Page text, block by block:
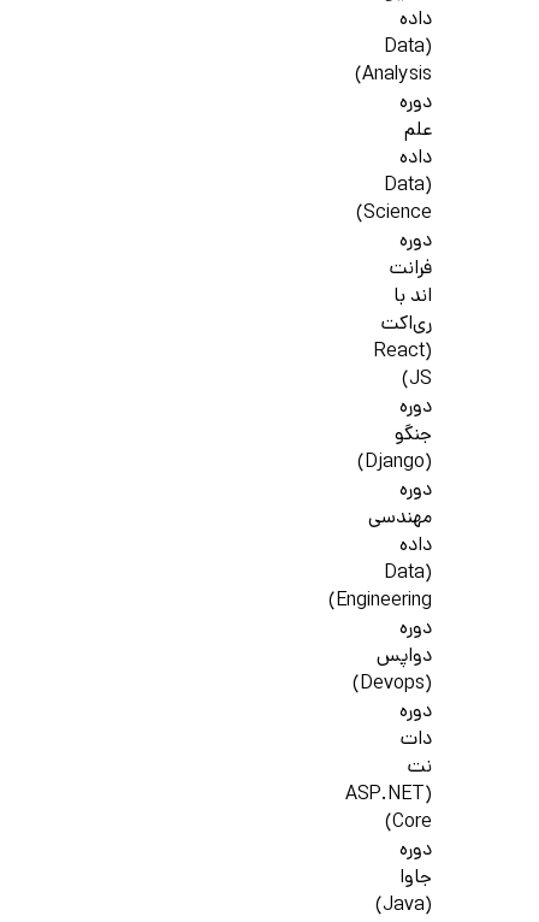
داده
(Data
Analysis)
دوره
علم
داده
(Data
Science)
دوره
فرانت
اند با
ری‌اکت
(React
JS)
دوره
جنگو
(Django)
دوره
مهندسی
داده
(Data
Engineering)
دوره
دواپس
(Devops)
دوره
دات
نت
(ASP.NET
Core)
دوره
جاوا
(Java)